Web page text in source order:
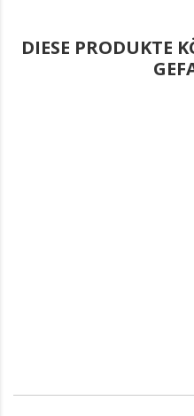
DIESE PRODUKTE